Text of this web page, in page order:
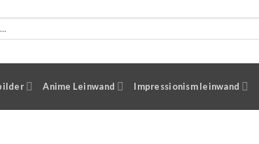
Anime Leinwand Impressionism leinwand